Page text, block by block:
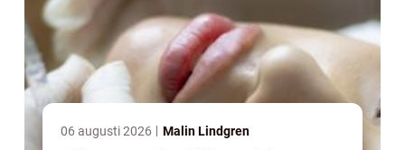
06 augusti 2026 Malin Lindgren